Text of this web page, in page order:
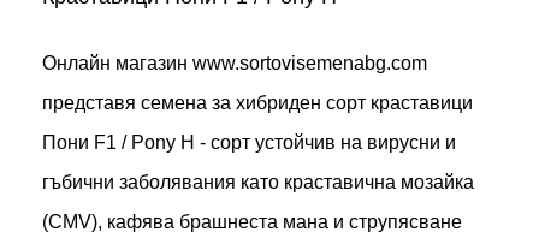
Онлайн магазин www.sortovisemenabg.com
представя семена за хибриден сорт краставици
Пони F1 / Pony H - сорт устойчив на вирусни и
гъбични заболявания като краставична мозайка
(CMV), кафява брашнеста мана и струпясване